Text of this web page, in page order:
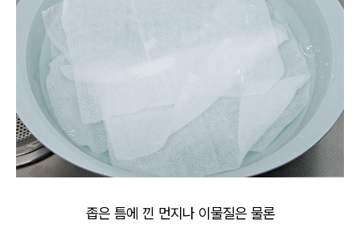
좁은 틈에 낀 먼지나 이물질은 물론